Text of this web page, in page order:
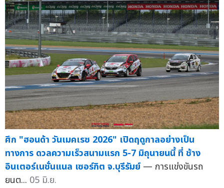
ศึก "ฮอนด้า วันเมคเรซ 2026" เปิดฤดูกาลอย่างเป็น
ทางการ ดวลความเร็วสนามแรก 5-7 มิถุนายนนี้ ที่ ช้าง
อินเตอร์เนชั่นแนล เซอร์กิต จ.บุรีรัมย์ — การแข่งขันรถ
ยนต... 05 มิ.ย.